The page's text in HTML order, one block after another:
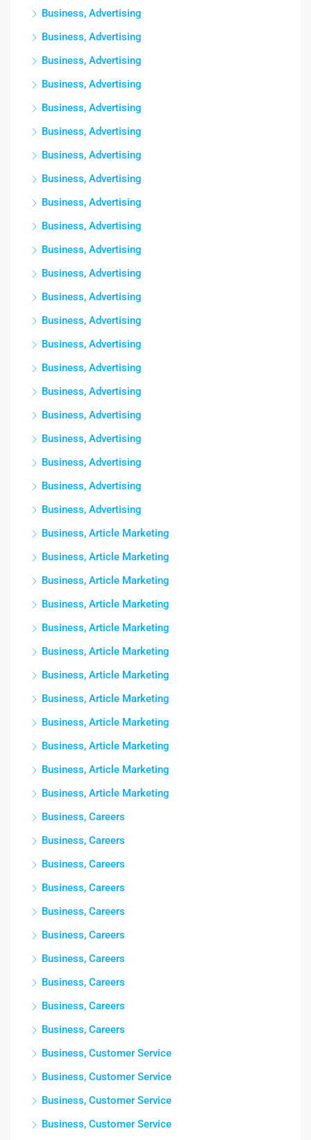
Business, Advertising
Business, Advertising
Business, Advertising
Business, Advertising
Business, Advertising
Business, Advertising
Business, Advertising
Business, Advertising
Business, Advertising
Business, Advertising
Business, Advertising
Business, Advertising
Business, Advertising
Business, Advertising
Business, Advertising
Business, Advertising
Business, Advertising
Business, Advertising
Business, Advertising
Business, Advertising
Business, Advertising
Business, Advertising
Business, Article Marketing
Business, Article Marketing
Business, Article Marketing
Business, Article Marketing
Business, Article Marketing
Business, Article Marketing
Business, Article Marketing
Business, Article Marketing
Business, Article Marketing
Business, Article Marketing
Business, Article Marketing
Business, Article Marketing
Business, Careers
Business, Careers
Business, Careers
Business, Careers
Business, Careers
Business, Careers
Business, Careers
Business, Careers
Business, Careers
Business, Careers
Business, Customer Service
Business, Customer Service
Business, Customer Service
Business, Customer Service